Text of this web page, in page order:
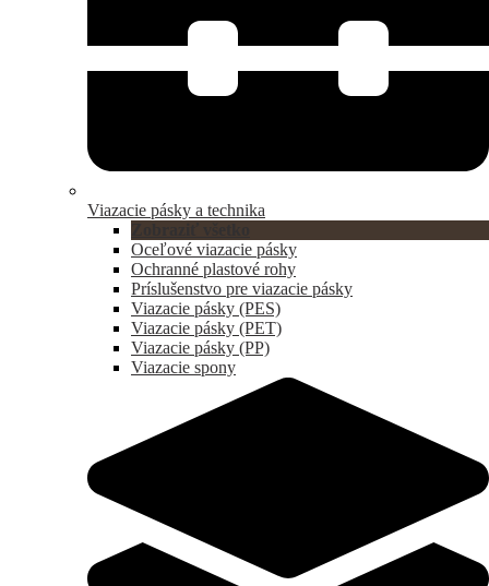
Viazacie pásky a technika
Oceľové viazacie pásky
Ochranné plastové rohy
Príslušenstvo pre viazacie pásky
Viazacie pásky (PES)
Viazacie pásky (PET)
Viazacie pásky (PP)
Viazacie spony